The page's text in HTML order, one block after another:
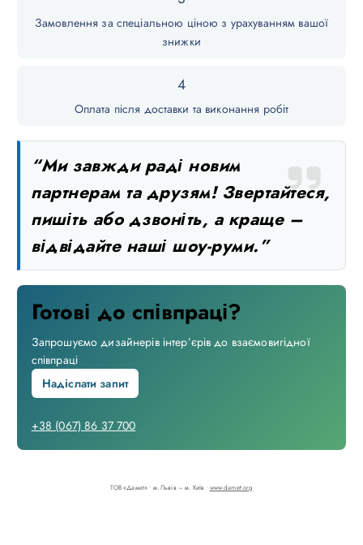
Замовлення за спеціальною ціною з урахуванням вашої
знижки
4
Оплата після доставки та виконання робіт
“Ми завжди раді новим
партнерам та друзям! Звертайтеся,
пишіть або дзвоніть, а краще –
відвідайте наші шоу-руми.”
Готові до співпраці?
Запрошуємо дизайнерів інтер’єрів до взаємовигідної
співпраці
Надіслати запит
+38 (067) 86 37 700
ТОВ «Дамет» • м. Львів – м. Київ • www.damet.org